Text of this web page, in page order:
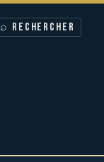
⌕ RECHERCHER